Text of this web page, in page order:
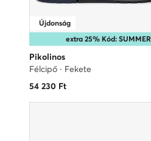
extra 25% Kód: SUMMER
Újdonság
Pikolinos
Félcipő · Fekete
54 230Ft